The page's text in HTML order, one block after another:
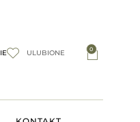
ULUBIONE 0